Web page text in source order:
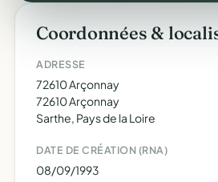
Coordonnées &
ADRESSE
72610 Arçonnay
72610 Arçonnay
Sarthe, Pays de la Loire
DATE DE CRÉATION (RNA)
08/09/1993